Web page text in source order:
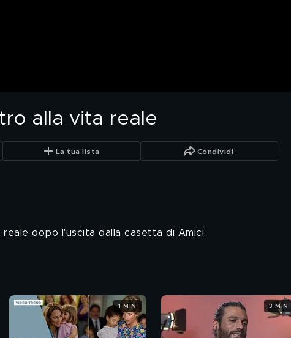
alla vita reale
La tua lista Condividi
dopo l'uscita dalla casetta di Amici.
1 MIN 3 MIN